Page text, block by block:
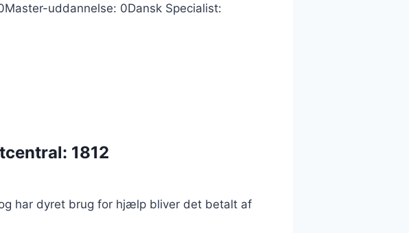
uddannelse: 0Dansk Specialist:
1812
har dyret brug for hjælp bliver det betalt af